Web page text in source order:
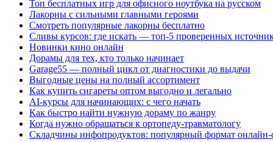
Топ бесплатных игр для офисного ноутбука на русском
Лакорны с сильными главными героями
Смотреть популярные лакорны бесплатно
Сливы курсов: где искать — топ-5 проверенных
Новинки кино онлайн
Дорамы для тех, кто только начинает
Garage55 — полный цикл от диагностики до выдачи
Выгодные цены на полный ассортимент
Как купить сигареты оптом выгодно и легально
AI-курсы для начинающих: с чего начать
Как быстро найти нужную дораму по жанру
Когда нужно обращаться к ортопеду-травматологу
Складчины инфопродуктов: популярный формат онлайн-